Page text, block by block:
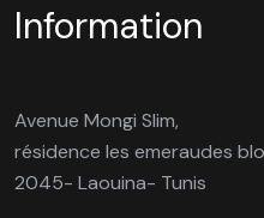
Information
Avenue Mongi Slim,
résidence les emeraudes
2045- Laouina- Tunis